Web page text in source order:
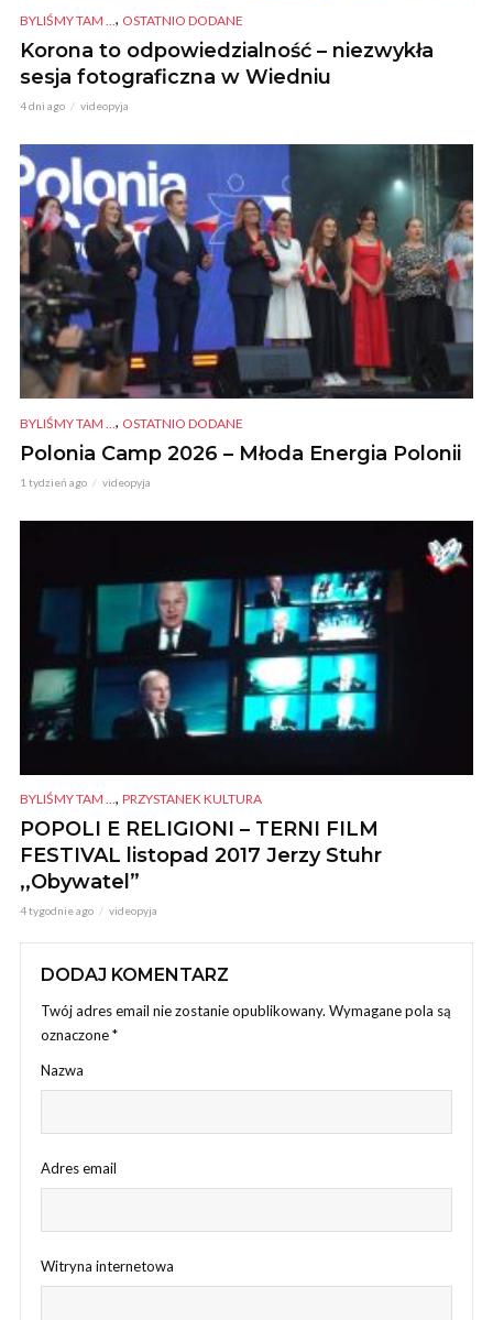
BYLIŚMY TAM ... , OSTATNIO DODANE
Korona to odpowiedzialność – niezwykła
sesja fotograficzna w Wiedniu
4 dni ago videopyja
BYLIŚMY TAM ... , OSTATNIO DODANE
Polonia Camp 2026 – Młoda Energia Polonii
1 tydzień ago videopyja
BYLIŚMY TAM ..., PRZYSTANEK KULTURA
POPOLI E RELIGIONI – TERNI FILM
FESTIVAL listopad 2017 Jerzy Stuhr
,,Obywatel”
4 tygodnie ago videopyja
DODAJ KOMENTARZ
Twój adres email nie zostanie opublikowany. Wymagane pola są
oznaczone*
Nazwa
Adres email
Witryna internetowa